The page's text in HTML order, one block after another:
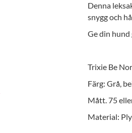
Denna
snygg och
Ge din hund
Trixie Be
Färg: Grå,
Mått. 75
Material: